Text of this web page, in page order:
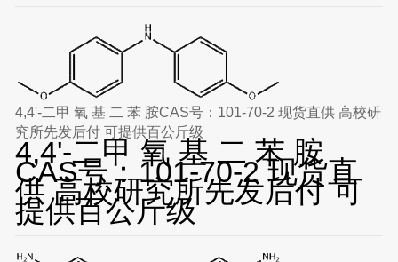
4,4'-二甲 氧 基 二 苯 胺CAS号：101-70-2 现货直供 高校研
究所先发后付 可提供百公斤级
4,4'-二甲 氧 基 二 苯 胺
CAS号：101-70-2 现货直
供 高校研究所先发后付 可
提供百公斤级